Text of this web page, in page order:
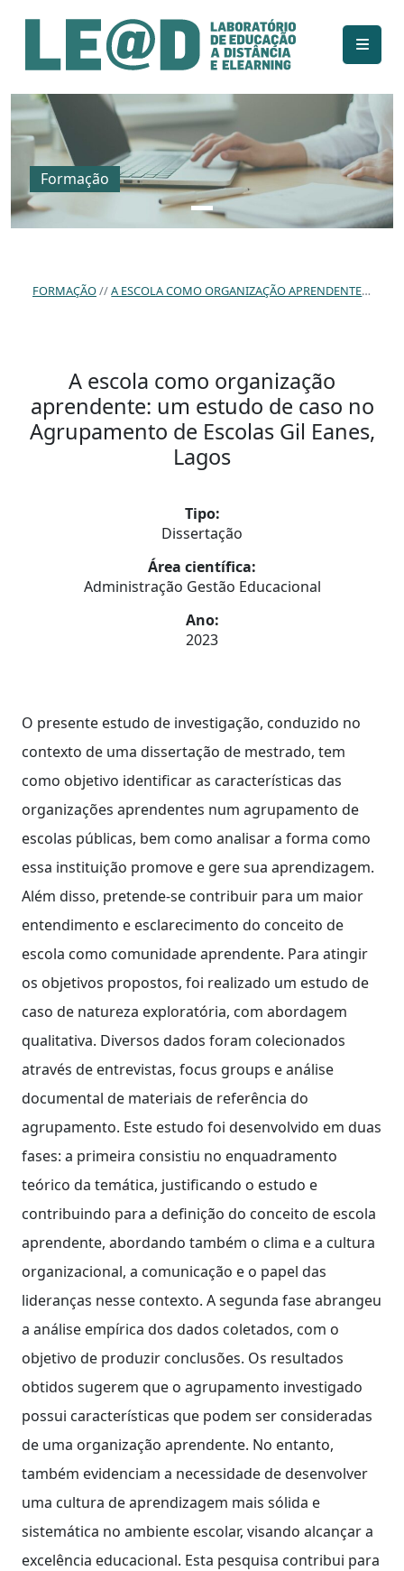
Ir para o conteúdo principal
Informações de acessibilidade
Mapa do site
Formação
FORMAÇÃO A ESCOLA COMO ORGANIZAÇÃO APRENDENTE: UM ESTUDO DE CASO NO AGRUPAMENTO DE ESCOLAS GIL EANES, LAGOS
A escola como organização
aprendente: um estudo de caso no
Agrupamento de Escolas Gil Eanes,
Lagos
Tipo:
Dissertação
Área científica:
Administração Gestão Educacional
Ano:
2023
O presente estudo de investigação, conduzido no
contexto de uma dissertação de mestrado, tem
como objetivo identificar as características das
organizações aprendentes num agrupamento de
escolas públicas, bem como analisar a forma como
essa instituição promove e gere sua aprendizagem.
Além disso, pretende-se contribuir para um maior
entendimento e esclarecimento do conceito de
escola como comunidade aprendente. Para atingir
os objetivos propostos, foi realizado um estudo de
caso de natureza exploratória, com abordagem
qualitativa. Diversos dados foram colecionados
através de entrevistas, focus groups e análise
documental de materiais de referência do
agrupamento. Este estudo foi desenvolvido em duas
fases: a primeira consistiu no enquadramento
teórico da temática, justificando o estudo e
contribuindo para a definição do conceito de escola
aprendente, abordando também o clima e a cultura
organizacional, a comunicação e o papel das
lideranças nesse contexto. A segunda fase abrangeu
a análise empírica dos dados coletados, com o
objetivo de produzir conclusões. Os resultados
obtidos sugerem que o agrupamento investigado
possui características que podem ser consideradas
de uma organização aprendente. No entanto,
também evidenciam a necessidade de desenvolver
uma cultura de aprendizagem mais sólida e
sistemática no ambiente escolar, visando alcançar a
excelência educacional. Esta pesquisa contribui para